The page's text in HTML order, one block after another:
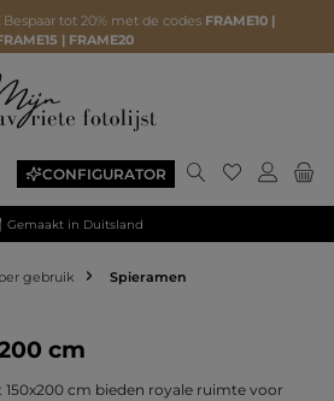
Bespaar tot 20% met de codes FRAME10 |
| FRAME20
CONFIGURATOR Je hebt 0
Gemaakt in Duitsland
gebruik Spieramen
cm
cm bieden royale ruimte voor